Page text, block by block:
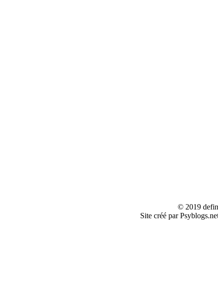
© 2019
Site créé par